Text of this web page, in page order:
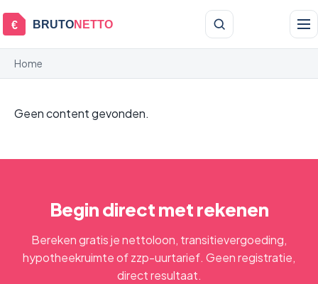
€ BRUTONETTO
Home
Geen content gevonden.
Begin direct met rekenen
Bereken gratis je nettoloon, transitievergoeding,
hypotheekruimte of zzp-uurtarief. Geen registratie,
direct resultaat.